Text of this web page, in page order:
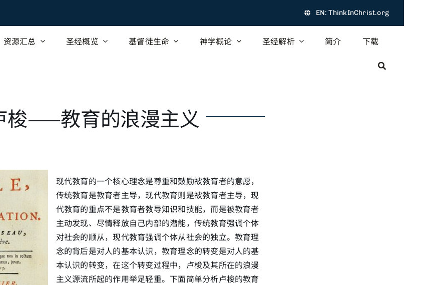
EN: ThinkInChrist.org
资源汇总 圣经概览 基督徒生命 神学概论 圣经解析 简介 下载
梭——教育的浪漫主义
现代教育的一个核心理念是尊重和鼓励被教育者的意愿，
传统教育是教育者主导，现代教育则是被教育者主导，现
代教育的重点不是教育者教导知识和技能，而是被教育者
主动发现、尽情释放自己内部的潜能，传统教育强调个体
对社会的顺从，现代教育强调个体从社会的独立。教育理
念的背后是对人的基本认识，教育理念的转变是对人的基
本认识的转变，在这个转变过程中，卢梭及其所在的浪漫
主义源流所起的作用举足轻重。下面简单分析卢梭的教育